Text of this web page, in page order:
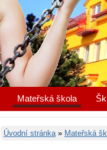
Mateřská škola
Úvodní stránka» Mateřská